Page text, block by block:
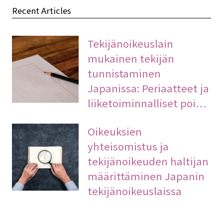
Recent Articles
Tekijänoikeuslain
mukainen tekijän
tunnistaminen
Japanissa: Periaatteet ja
liiketoiminnalliset poi…
Oikeuksien
yhteisomistus ja
tekijänoikeuden haltijan
määrittäminen Japanin
tekijänoikeuslaissa